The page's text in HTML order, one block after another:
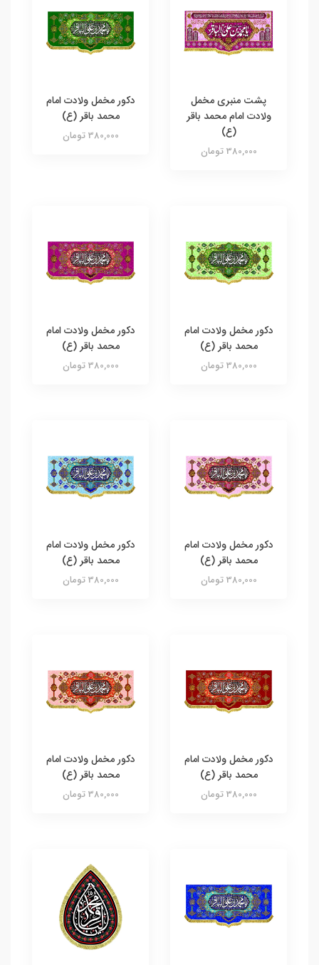
پشت منبری مخمل
ولادت امام محمد باقر
(ع)
380,000 تومان
دکور مخمل ولادت امام
محمد باقر (ع)
380,000 تومان
دکور مخمل ولادت امام
محمد باقر (ع)
380,000 تومان
دکور مخمل ولادت امام
محمد باقر (ع)
380,000 تومان
دکور مخمل ولادت امام
محمد باقر (ع)
380,000 تومان
دکور مخمل ولادت امام
محمد باقر (ع)
380,000 تومان
دکور مخمل ولادت امام
محمد باقر (ع)
380,000 تومان
دکور مخمل ولادت امام
محمد باقر (ع)
380,000 تومان